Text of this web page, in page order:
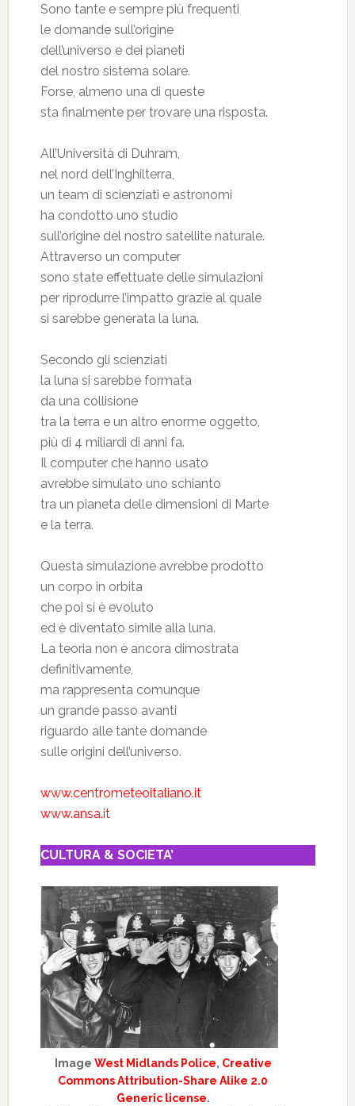
Sono tante e sempre più frequenti
le domande sull’origine
dell’universo e dei pianeti
del nostro sistema solare.
Forse, almeno una di queste
sta finalmente per trovare una risposta.
All’Università di Duhram,
nel nord dell’Inghilterra,
un team di scienziati e astronomi
ha condotto uno studio
sull’origine del nostro satellite naturale.
Attraverso un computer
sono state effettuate delle simulazioni
per riprodurre l’impatto grazie al quale
si sarebbe generata la luna.
Secondo gli scienziati
la luna si sarebbe formata
da una collisione
tra la terra e un altro enorme oggetto,
più di 4 miliardi di anni fa.
Il computer che hanno usato
avrebbe simulato uno schianto
tra un pianeta delle dimensioni di Marte
e la terra.
Questa simulazione avrebbe prodotto
un corpo in orbita
che poi si è evoluto
ed è diventato simile alla luna.
La teoria non è ancora dimostrata
definitivamente,
ma rappresenta comunque
un grande passo avanti
riguardo alle tante domande
sulle origini dell’universo.
www.centrometeoitaliano.it
www.ansa.it
CULTURA & SOCIETA’
Image West Midlands Police, Creative
Commons Attribution-Share Alike 2.0
Generic license.